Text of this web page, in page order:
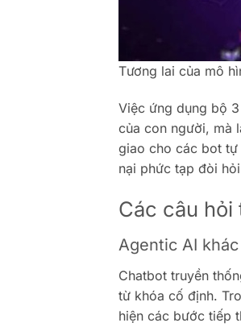
Tương lai của mô
Việc ứng dụng bộ
của con người, mà
giao cho các bot tự
nại phức tạp đòi
Các câu hỏi
Agentic AI
Chatbot truyền
từ khóa cố định.
hiện các bước tiếp